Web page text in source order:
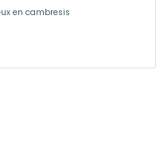
en cambresis